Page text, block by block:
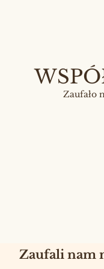
Zaufało
Zaufali nam